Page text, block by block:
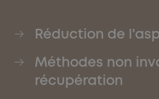
Réduction de
Méthodes non
récupération